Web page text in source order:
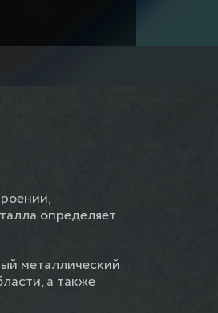
определяет
металлический
а также